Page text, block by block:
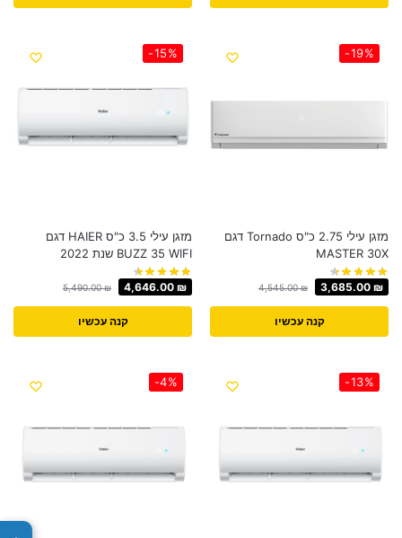
-19%
מזגן עילי 2.75 כ"ס Tornado דגם
MASTER 30X
4,545.00₪ 3,685.00 ₪
קנה עכשיו
-15%
מזגן עילי 3.5 כ"ס HAIER דגם
BUZZ 35 WIFI שנת 2022
5,490.00₪ 4,646.00 ₪
קנה עכשיו
-13%
-4%